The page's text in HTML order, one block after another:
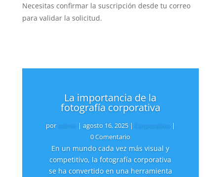
Necesitas confirmar la suscripción desde tu correo
para validar la solicitud.
La importancia de la
fotografía corporativa
por admin | agosto 16, 2025| Corporativo
|
0 Comentario
En un mundo cada vez más visual y
competitivo, la fotografía corporativa
se ha convertido en una herramienta